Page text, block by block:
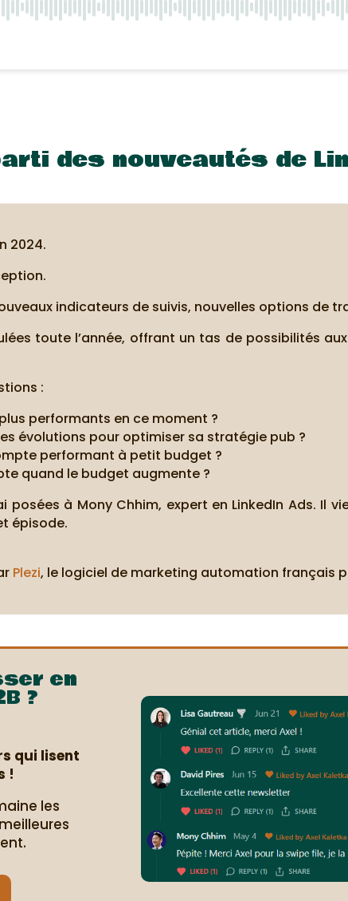
des nouveautés de
2024.
indicateurs de suivis, nouvelles options de
toute l’année, offrant un tas de possibilités
:
performants en ce moment ?
évolutions pour optimiser sa stratégie pub ?
performant à petit budget ?
quand le budget augmente ?
posées à Mony Chhim, expert en LinkedIn Ads. Il
épisode.
Plezi, le logiciel de marketing automation français
en
?
qui lisent
!
les